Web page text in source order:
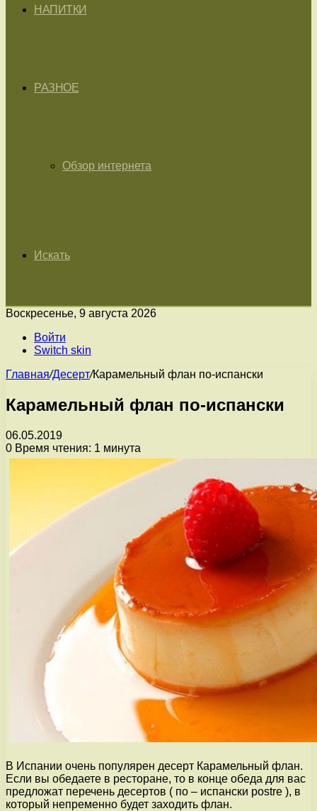
НАПИТКИ
РАЗНОЕ
Обзор интернета
Искать
Воскресенье, 9 августа 2026
Войти
Switch skin
Главная/Десерт/Карамельный флан по-испански
Карамельный флан по-испански
06.05.2019
0 Время чтения: 1 минута
В Испании очень популярен десерт Карамельный флан.
Если вы обедаете в ресторане, то в конце обеда для вас
предложат перечень десертов ( по – испански postre ), в
который непременно будет заходить флан.